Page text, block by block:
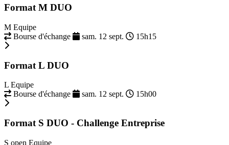
Format M DUO
M Equipe
Bourse d'échange
sam. 12 sept. 15h15
Format L DUO
L Equipe
Bourse d'échange
sam. 12 sept. 15h00
Format S DUO - Challenge Entreprise
S open Equipe